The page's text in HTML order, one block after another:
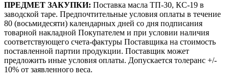
ПРЕДМЕТ ЗАКУПКИ: Поставка масла ТП-30, КС-19 в
заводской таре. Предпочтительные условия оплаты в течение
80 (восьмидесяти) календарных дней со дня подписания
товарной накладной Покупателем и при условии наличия
соответствующего счета-фактуры Поставщика на стоимость
поставленной партии продукции. Поставщик может
предложить иные условия оплаты. Допускается толеранс +/-
10% от заявленного веса.